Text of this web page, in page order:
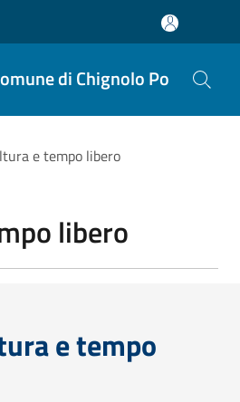
di Chignolo Po
e tempo libero
libero
e tempo